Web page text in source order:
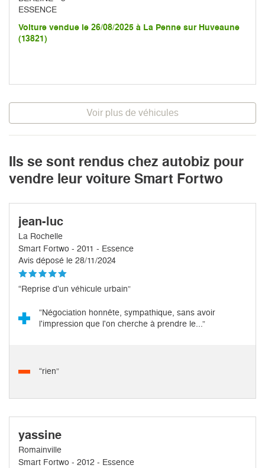
ESSENCE
Voiture vendue le 26/08/2025 à La Penne sur Huveaune
(13821)
Voir plus de véhicules
Ils se sont rendus chez autobiz pour
vendre leur voiture Smart Fortwo
jean-luc
La Rochelle
Smart Fortwo - 2011 - Essence
Avis déposé le 28/11/2024
“Reprise d'un véhicule urbain”
“Négociation honnête, sympathique, sans avoir
l'impression que l'on cherche à prendre le...”
“rien”
yassine
Romainville
Smart Fortwo - 2012 - Essence